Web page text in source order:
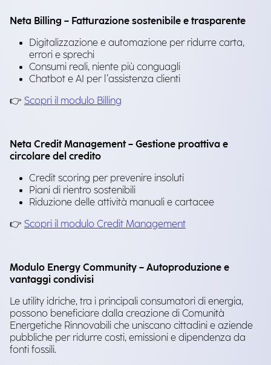
Neta Billing – Fatturazione sostenibile e trasparente
Digitalizzazione e automazione per ridurre carta,
errori e sprechi
Consumi reali, niente più conguagli
Chatbot e AI per l’assistenza clienti
👉 Scopri il modulo Billing
Neta Credit Management – Gestione proattiva e
circolare del credito
Credit scoring per prevenire insoluti
Piani di rientro sostenibili
Riduzione delle attività manuali e cartacee
👉 Scopri il modulo Credit Management
Modulo Energy Community – Autoproduzione e
vantaggi condivisi
Le utility idriche, tra i principali consumatori di energia,
possono beneficiare dalla creazione di Comunità
Energetiche Rinnovabili che uniscano cittadini e aziende
pubbliche per ridurre costi, emissioni e dipendenza da
fonti fossili.